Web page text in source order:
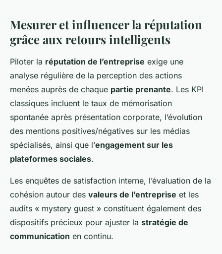
Mesurer et influencer la réputation
grâce aux retours intelligents
Piloter la réputation de l’entreprise exige une
analyse régulière de la perception des actions
menées auprès de chaque partie prenante. Les KPI
classiques incluent le taux de mémorisation
spontanée après présentation corporate, l’évolution
des mentions positives/négatives sur les médias
spécialisés, ainsi que l’engagement sur les
plateformes sociales.
Les enquêtes de satisfaction interne, l’évaluation de la
cohésion autour des valeurs de l’entreprise et les
audits « mystery guest » constituent également des
dispositifs précieux pour ajuster la stratégie de
communication en continu.